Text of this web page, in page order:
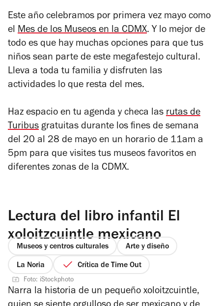
Este año celebramos por primera vez mayo como
el Mes de los Museos en la CDMX. Y lo mejor de
todo es que hay muchas opciones para que tus
niños sean parte de este megafestejo cultural.
Lleva a toda tu familia y disfruten las
actividades lo que resta del mes.
Haz espacio en tu agenda y checa las rutas de
Turibus gratuitas durante los fines de semana
del 20 al 28 de mayo en un horario de 11am a
5pm para que visites tus museos favoritos en
diferentes zonas de la CDMX.
Lectura del libro infantil El
xoloitzcuintle mexicano
Museos y centros culturales Arte y diseño
La Noria Crítica de Time Out
Foto: iStockphoto
Narra la historia de un pequeño xoloitzcuintle,